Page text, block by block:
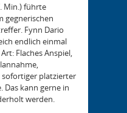
Min.) führte
gegnerischen
Fynn Dario
endlich einmal
Flaches Anspiel,
platzierter
Das kann gerne in
werden.